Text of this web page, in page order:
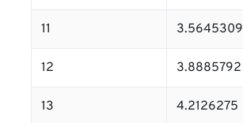
11 3.5645309
12 3.8885792
13 4.2126275